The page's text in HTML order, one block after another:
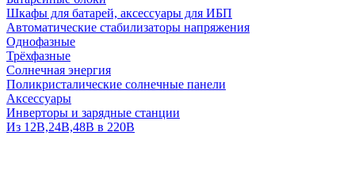
Шкафы для батарей, аксессуары для ИБП
Автоматические стабилизаторы напряжения
Однофазные
Трёхфазные
Солнечная энергия
Поликристалические солнечные панели
Аксессуары
Инверторы и зарядные станции
Из 12В,24В,48В в 220В